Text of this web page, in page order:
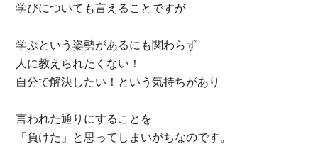
学びについても言えることですが
学ぶという姿勢があるにも関わらず
人に教えられたくない！
自分で解決したい！という気持ちがあり
言われた通りにすることを
「負けた」と思ってしまいがちなのです。